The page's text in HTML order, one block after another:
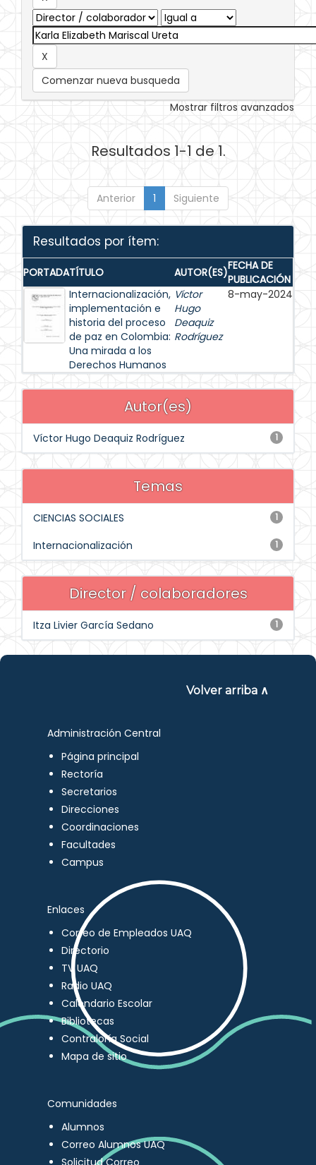
Comenzar nueva busqueda
Mostrar filtros avanzados
Resultados 1-1 de 1.
Anterior 1 Siguiente
Resultados por ítem:
PORTADATÍTULO AUTOR(ES)FECHA DE
PUBLICACIÓN
Internacionalización,
implementación e
historia del proceso
de paz en Colombia:
Una mirada a los
Derechos Humanos
Víctor
Hugo
Deaquiz
Rodríguez
8-may-2024
Autor(es)
1
Víctor Hugo Deaquiz Rodríguez
Temas
1
CIENCIAS SOCIALES
1
Internacionalización
Director / colaboradores
1
Itza Livier García Sedano
Volver arriba ∧
Administración Central
Página principal
Rectoría
Secretarios
Direcciones
Coordinaciones
Facultades
Campus
Enlaces
Correo de Empleados UAQ
Directorio
TV UAQ
Radio UAQ
Calendario Escolar
Bibliotecas
Contraloría Social
Mapa de sitio
Comunidades
Alumnos
Correo Alumnos UAQ
Solicitud Correo